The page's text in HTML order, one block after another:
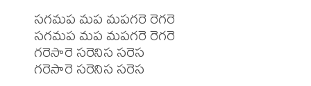
సగమప మప మపగరె రెగరె
సగమప మప మపగరె రెగరె
గరెసారె సరెనిస సరెస
గరెసారె సరెనిస సరెస